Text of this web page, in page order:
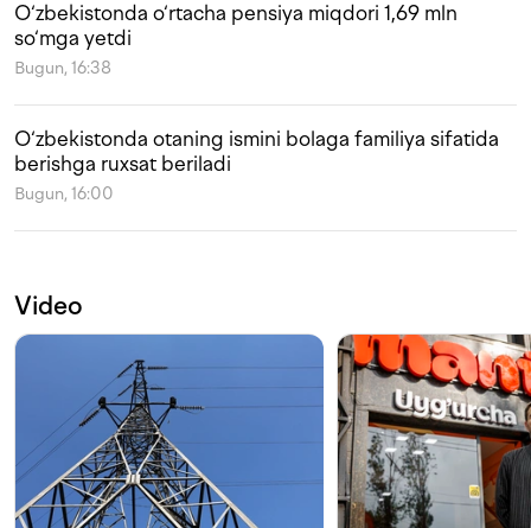
O‘zbekistonda o‘rtacha pensiya miqdori 1,69 mln
so‘mga yetdi
Bugun, 16:38
O‘zbekistonda otaning ismini bolaga familiya sifatida
berishga ruxsat beriladi
Bugun, 16:00
Video